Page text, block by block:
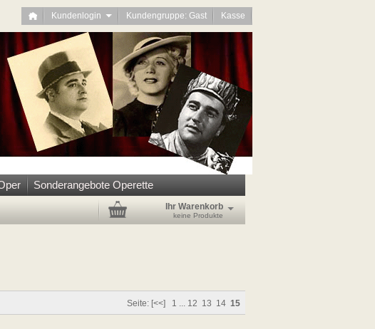
Kundenlogin Kundengruppe: Gast Kasse
Sonderangebote Operette
Ihr Warenkorb
keine Produkte
Seite: [<<] 1 ... 12 13 14 15